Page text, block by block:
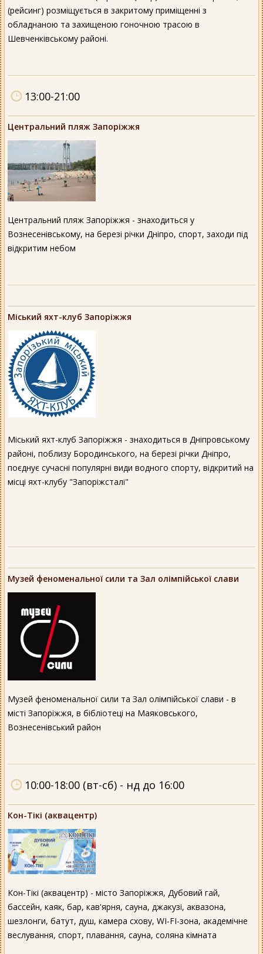
(рейсинг) розміщується в закритому приміщенні з
обладнаною та захищеною гоночною трасою в
Шевченківському районі.
13:00-21:00
Центральний пляж Запоріжжя
Центральний пляж Запоріжжя - знаходиться у
Вознесенівському, на березі річки Дніпро, спорт, заходи під
відкритим небом
Міський яхт-клуб Запоріжжя
Міський яхт-клуб Запоріжжя - знаходиться в Дніпровському
районі, поблизу Бородинського, на березі річки Дніпро,
поєднує сучасні популярні види водного спорту, відкритий на
місці яхт-клубу "Запоріжсталі"
Музей феноменальної сили та Зал олімпійської слави
Музей феноменальної сили та Зал олімпійської слави - в
місті Запоріжжя, в бібліотеці на Маяковського,
Вознесенівський район
10:00-18:00 (вт-сб) - нд до 16:00
Кон-Тікі (аквацентр)
Кон-Тікі (аквацентр) - місто Запоріжжя, Дубовий гай,
бассейн, каяк, бар, кав'ярня, сауна, джакузі, аквазона,
шезлонги, батут, душ, камера схову, WI-FI-зона, академічне
веслування, спорт, плавання, сауна, соляна кімната